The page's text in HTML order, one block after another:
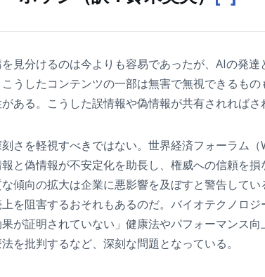
見分けるのは今よりも容易であったが、AIの発
うしたコンテンツの一部は無害で無視できるも
ある。こうした誤情報や偽情報が共有されればさ
さを軽視すべきではない。世界経済フォーラム
と偽情報が不安定化を助長し、権威への信頼を
傾向の拡大は企業に悪影響を及ぼすと警告して
を阻害するおそれもあるのだ。バイオテクノロ
が証明されていない」健康法やパフォーマンス
を批判するなど、深刻な問題となっている。